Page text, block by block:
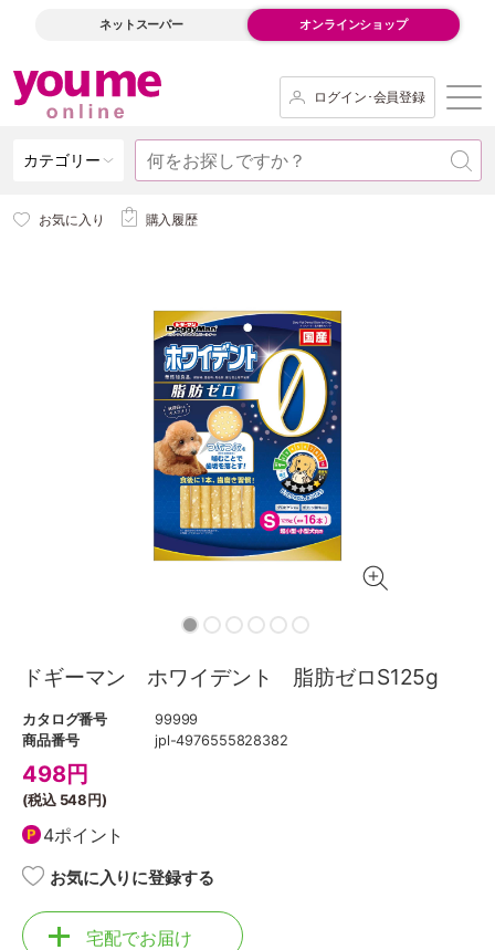
ネットスーパー オンラインショップ
ログイン･会員登録
カテゴリー
お気に入り 購入履歴
ドギーマン ホワイデント 脂肪ゼロS125g
カタログ番号
99999
商品番号
jpl-4976555828382
498円
(税込 548円)
4ポイント
お気に入りに登録する
宅配でお届け